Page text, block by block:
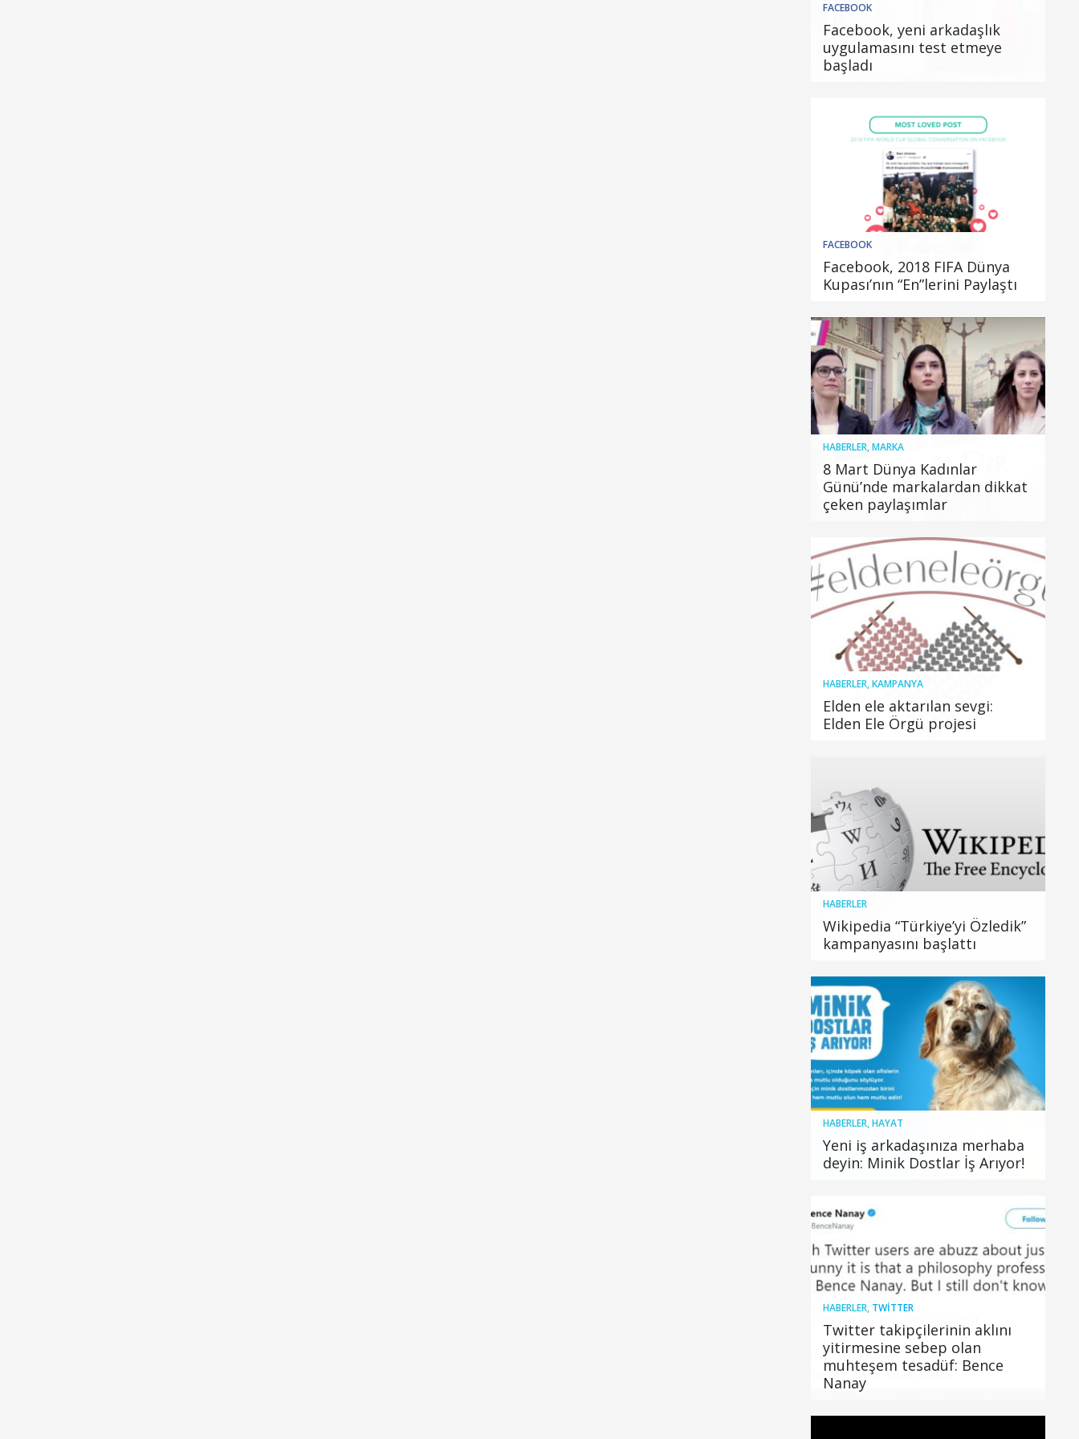
FACEBOOK
Facebook, yeni arkadaşlık
uygulamasını test etmeye
başladı
FACEBOOK
Facebook, 2018 FIFA Dünya
Kupası’nın “En”lerini Paylaştı
HABERLER,MARKA
8 Mart Dünya Kadınlar
Günü’nde markalardan dikkat
çeken paylaşımlar
HABERLER,KAMPANYA
Elden ele aktarılan sevgi:
Elden Ele Örgü projesi
HABERLER
Wikipedia “Türkiye’yi Özledik”
kampanyasını başlattı
HABERLER,HAYAT
Yeni iş arkadaşınıza merhaba
deyin: Minik Dostlar İş Arıyor!
HABERLER, TWITTER
Twitter takipçilerinin aklını
yitirmesine sebep olan
muhteşem tesadüf: Bence
Nanay